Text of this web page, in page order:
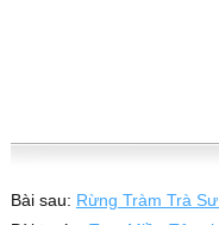
Bài sau: Rừng Tràm Trà